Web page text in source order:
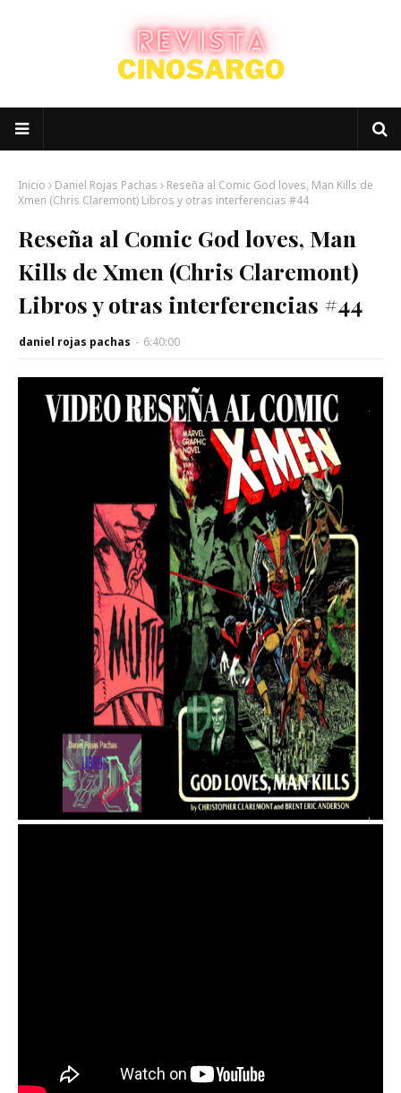
Inicio Daniel Rojas Pachas
Reseña al Comic God loves, Man Kills de
Xmen (Chris Claremont) Libros y otras interferencias #44
Reseña al Comic God loves, Man
Kills de Xmen (Chris Claremont)
Libros y otras interferencias #44
daniel rojas pachas - 6:40:00